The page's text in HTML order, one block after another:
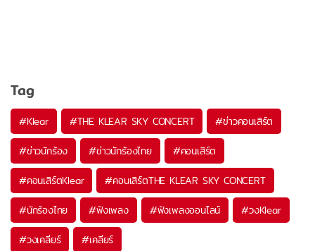
Tag
#Klear #THE KLEAR SKY CONCERT #ข่าวคอนเสิร์ต
#ข่าวนักร้อง #ข่าวนักร้องไทย #คอนเสิร์ต
#คอนเสิร์ตKlear #คอนเสิร์ตTHE KLEAR SKY CONCERT
#นักร้องไทย #ฟังเพลง #ฟังเพลงออนไลน์ #วงKlear
#วงเคลียร์ #เคลียร์